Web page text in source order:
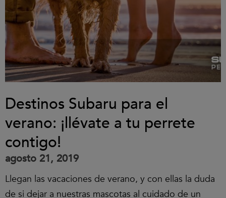
Destinos Subaru para el
verano: ¡llévate a tu perrete
contigo!
agosto 21, 2019
Llegan las vacaciones de verano, y con ellas la duda
de si dejar a nuestras mascotas al cuidado de un